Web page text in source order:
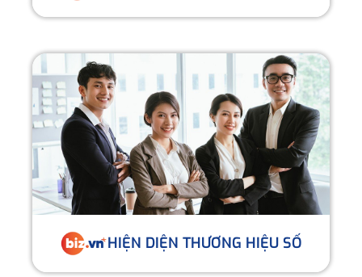
HIỆN DIỆN THƯƠNG HIỆU SỐ